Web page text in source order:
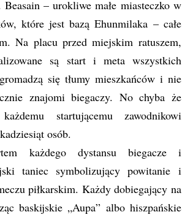
Beasain – urokliwe małe miasteczko w
które jest bazą Ehunmilaka – całe
Na placu przed miejskim ratuszem,
są start i meta wszystkich
się tłumy mieszkańców i nie
znajomi biegaczy. No chyba że
startującemu zawodnikowi
osób.
każdego dystansu biegacze i
taniec symbolizujący powitanie i
piłkarskim. Każdy dobiegający na
baskijskie „Aupa” albo hiszpańskie